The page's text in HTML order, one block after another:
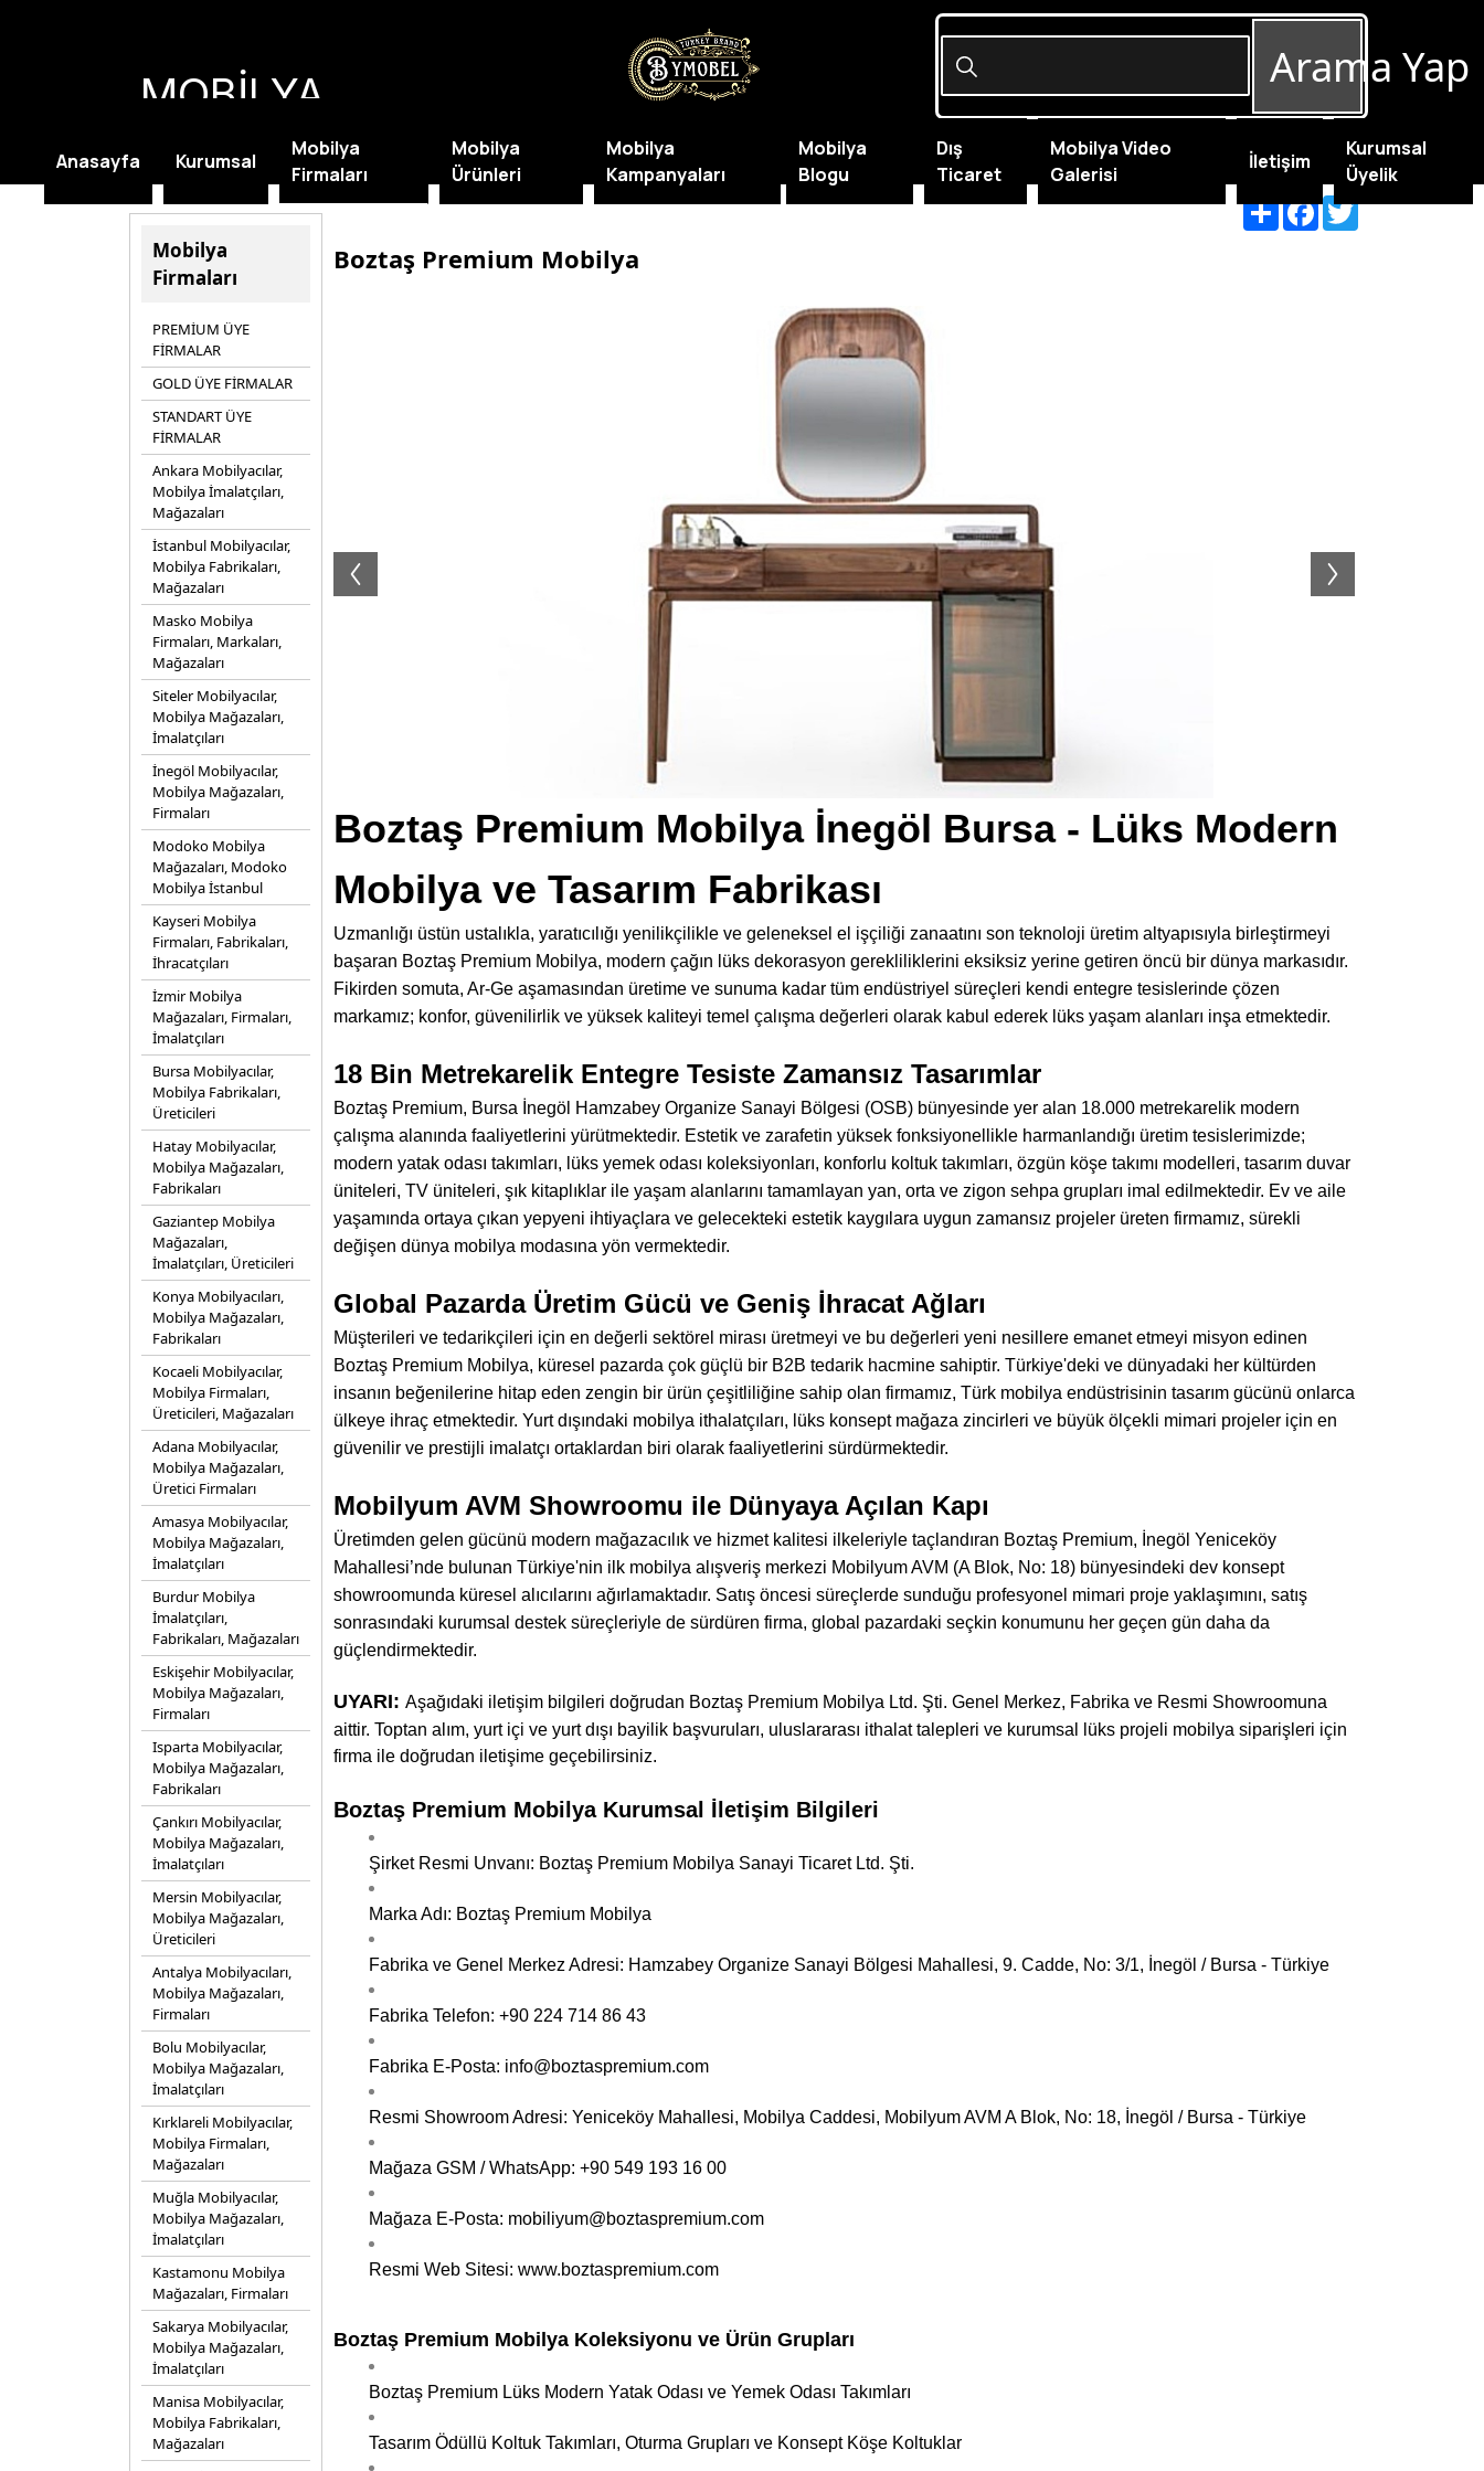
Mobilya
Firmaları
PREMİUM ÜYE
FİRMALAR
GOLD ÜYE FİRMALAR
STANDART ÜYE
FİRMALAR
Ankara Mobilyacılar,
Mobilya İmalatçıları,
Mağazaları
İstanbul Mobilyacılar,
Mobilya Fabrikaları,
Mağazaları
Masko Mobilya
Firmaları, Markaları,
Mağazaları
Siteler Mobilyacılar,
Mobilya Mağazaları,
İmalatçıları
İnegöl Mobilyacılar,
Mobilya Mağazaları,
Firmaları
Modoko Mobilya
Mağazaları, Modoko
Mobilya İstanbul
Kayseri Mobilya
Firmaları, Fabrikaları,
İhracatçıları
İzmir Mobilya
Mağazaları, Firmaları,
İmalatçıları
Bursa Mobilyacılar,
Mobilya Fabrikaları,
Üreticileri
Hatay Mobilyacılar,
Mobilya Mağazaları,
Fabrikaları
Gaziantep Mobilya
Mağazaları,
İmalatçıları, Üreticileri
Konya Mobilyacıları,
Mobilya Mağazaları,
Fabrikaları
Kocaeli Mobilyacılar,
Mobilya Firmaları,
Üreticileri, Mağazaları
Adana Mobilyacılar,
Mobilya Mağazaları,
Üretici Firmaları
Amasya Mobilyacılar,
Mobilya Mağazaları,
İmalatçıları
Burdur Mobilya
İmalatçıları,
Fabrikaları, Mağazaları
Eskişehir Mobilyacılar,
Mobilya Mağazaları,
Firmaları
Isparta Mobilyacılar,
Mobilya Mağazaları,
Fabrikaları
Çankırı Mobilyacılar,
Mobilya Mağazaları,
İmalatçıları
Mersin Mobilyacılar,
Mobilya Mağazaları,
Üreticileri
Antalya Mobilyacıları,
Mobilya Mağazaları,
Firmaları
Bolu Mobilyacılar,
Mobilya Mağazaları,
İmalatçıları
Kırklareli Mobilyacılar,
Mobilya Firmaları,
Mağazaları
Muğla Mobilyacılar,
Mobilya Mağazaları,
İmalatçıları
Kastamonu Mobilya
Mağazaları, Firmaları
Sakarya Mobilyacılar,
Mobilya Mağazaları,
İmalatçıları
Manisa Mobilyacılar,
Mobilya Fabrikaları,
Mağazaları
Boztaş Premium Mobilya
Boztaş Premium Mobilya İnegöl Bursa - Lüks Modern
Mobilya ve Tasarım Fabrikası
Uzmanlığı üstün ustalıkla, yaratıcılığı yenilikçilikle ve geleneksel el işçiliği zanaatını son teknoloji üretim altyapısıyla birleştirmeyi
başaran Boztaş Premium Mobilya, modern çağın lüks dekorasyon gerekliliklerini eksiksiz yerine getiren öncü bir dünya markasıdır.
Fikirden somuta, Ar-Ge aşamasından üretime ve sunuma kadar tüm endüstriyel süreçleri kendi entegre tesislerinde çözen
markamız; konfor, güvenilirlik ve yüksek kaliteyi temel çalışma değerleri olarak kabul ederek lüks yaşam alanları inşa etmektedir.
18 Bin Metrekarelik Entegre Tesiste Zamansız Tasarımlar
Boztaş Premium, Bursa İnegöl Hamzabey Organize Sanayi Bölgesi (OSB) bünyesinde yer alan 18.000 metrekarelik modern
çalışma alanında faaliyetlerini yürütmektedir. Estetik ve zarafetin yüksek fonksiyonellikle harmanlandığı üretim tesislerimizde;
modern yatak odası takımları, lüks yemek odası koleksiyonları, konforlu koltuk takımları, özgün köşe takımı modelleri, tasarım duvar
üniteleri, TV üniteleri, şık kitaplıklar ile yaşam alanlarını tamamlayan yan, orta ve zigon sehpa grupları imal edilmektedir. Ev ve aile
yaşamında ortaya çıkan yepyeni ihtiyaçlara ve gelecekteki estetik kaygılara uygun zamansız projeler üreten firmamız, sürekli
değişen dünya mobilya modasına yön vermektedir.
Global Pazarda Üretim Gücü ve Geniş İhracat Ağları
Müşterileri ve tedarikçileri için en değerli sektörel mirası üretmeyi ve bu değerleri yeni nesillere emanet etmeyi misyon edinen
Boztaş Premium Mobilya, küresel pazarda çok güçlü bir B2B tedarik hacmine sahiptir. Türkiye'deki ve dünyadaki her kültürden
insanın beğenilerine hitap eden zengin bir ürün çeşitliliğine sahip olan firmamız, Türk mobilya endüstrisinin tasarım gücünü onlarca
ülkeye ihraç etmektedir. Yurt dışındaki mobilya ithalatçıları, lüks konsept mağaza zincirleri ve büyük ölçekli mimari projeler için en
güvenilir ve prestijli imalatçı ortaklardan biri olarak faaliyetlerini sürdürmektedir.
Mobilyum AVM Showroomu ile Dünyaya Açılan Kapı
Üretimden gelen gücünü modern mağazacılık ve hizmet kalitesi ilkeleriyle taçlandıran Boztaş Premium, İnegöl Yeniceköy
Mahallesi’nde bulunan Türkiye'nin ilk mobilya alışveriş merkezi Mobilyum AVM (A Blok, No: 18) bünyesindeki dev konsept
showroomunda küresel alıcılarını ağırlamaktadır. Satış öncesi süreçlerde sunduğu profesyonel mimari proje yaklaşımını, satış
sonrasındaki kurumsal destek süreçleriyle de sürdüren firma, global pazardaki seçkin konumunu her geçen gün daha da
güçlendirmektedir.
UYARI: Aşağıdaki iletişim bilgileri doğrudan Boztaş Premium Mobilya Ltd. Şti. Genel Merkez, Fabrika ve Resmi Showroomuna
aittir. Toptan alım, yurt içi ve yurt dışı bayilik başvuruları, uluslararası ithalat talepleri ve kurumsal lüks projeli mobilya siparişleri için
firma ile doğrudan iletişime geçebilirsiniz.
Boztaş Premium Mobilya Kurumsal İletişim Bilgileri
Şirket Resmi Unvanı: Boztaş Premium Mobilya Sanayi Ticaret Ltd. Şti.
Marka Adı: Boztaş Premium Mobilya
Fabrika ve Genel Merkez Adresi: Hamzabey Organize Sanayi Bölgesi Mahallesi, 9. Cadde, No: 3/1, İnegöl / Bursa - Türkiye
Fabrika Telefon: +90 224 714 86 43
Fabrika E-Posta: info@boztaspremium.com
Resmi Showroom Adresi: Yeniceköy Mahallesi, Mobilya Caddesi, Mobilyum AVM A Blok, No: 18, İnegöl / Bursa - Türkiye
Mağaza GSM / WhatsApp: +90 549 193 16 00
Mağaza E-Posta: mobiliyum@boztaspremium.com
Resmi Web Sitesi: www.boztaspremium.com
Boztaş Premium Mobilya Koleksiyonu ve Ürün Grupları
Boztaş Premium Lüks Modern Yatak Odası ve Yemek Odası Takımları
Tasarım Ödüllü Koltuk Takımları, Oturma Grupları ve Konsept Köşe Koltuklar
ShareFacebook
Twitter
MOBİLYA
KAMPANYALARI
Arama Yap
Anasayfa Kurumsal
Mobilya
Firmaları
Mobilya
Ürünleri
Mobilya
Kampanyaları
Mobilya
Blogu
Dış
Ticaret
Mobilya Video
Galerisi
İletişim
Kurumsal
Üyelik